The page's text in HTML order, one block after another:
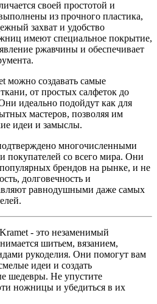
своей простотой и
из прочного пластика,
захват и удобство
имеют специальное покрытие,
ржавчины и обеспечивает
создавать самые
от простых салфеток до
идеально подойдут как для
мастеров, позволяя им
идеи и замыслы.
многочисленными
покупателей со всего мира. Они
брендов на рынке, и не
долговечность и
равнодушными даже самых
- это незаменимый
шитьем, вязанием,
рукоделия. Они помогут вам
идеи и создать
шедевры. Не упустите
ножницы и убедиться в их